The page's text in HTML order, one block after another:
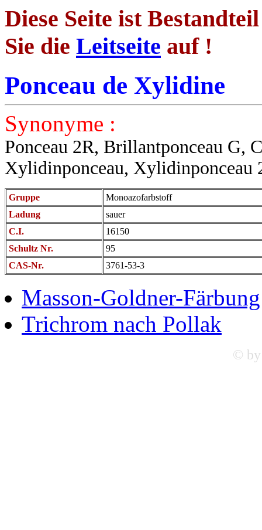
Diese Seite ist
Sie die Leitseite auf !
Ponceau de Xylidine
Synonyme :
Ponceau 2R, Brillantponceau G,
Xylidinponceau,
Gruppe
Monoazofarbstoff
Ladung
sauer
C.I.
16150
Schultz Nr.
95
CAS-Nr.
3761-53-3
Masson-Goldner-Färbung
Trichrom nach Pollak
©